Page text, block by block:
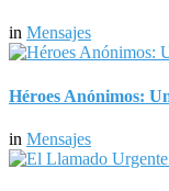
in Mensajes
Héroes Anónimos:
in Mensajes